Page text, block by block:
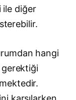
ile diğer
hangi
gerektiği